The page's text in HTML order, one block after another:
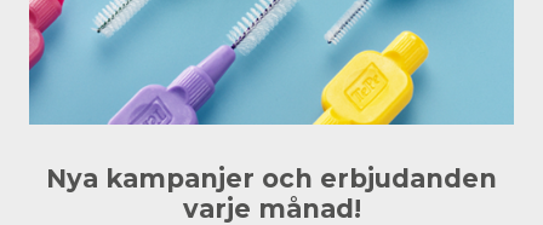
Nya kampanjer och erbjudanden
varje månad!